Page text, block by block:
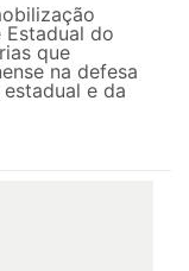
do
que
na defesa
e da